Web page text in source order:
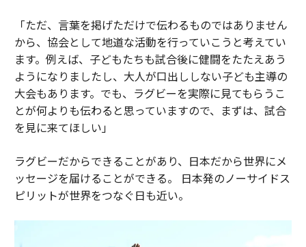
「ただ、言葉を掲げただけで伝わるものではありません
から、協会として地道な活動を行っていこうと考えてい
ます。例えば、子どもたちも試合後に健闘をたたえあう
ようになりましたし、大人が口出ししない子ども主導の
大会もあります。でも、ラグビーを実際に見てもらうこ
とが何よりも伝わると思っていますので、まずは、試合
を見に来てほしい」
ラグビーだからできることがあり、日本だから世界にメ
ッセージを届けることができる。 日本発のノーサイドス
ピリットが世界をつなぐ日も近い。